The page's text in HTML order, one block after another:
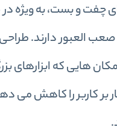
و بست، به ویژه در
العبور دارند.
مکان هایی که
کاربر را کاهش می